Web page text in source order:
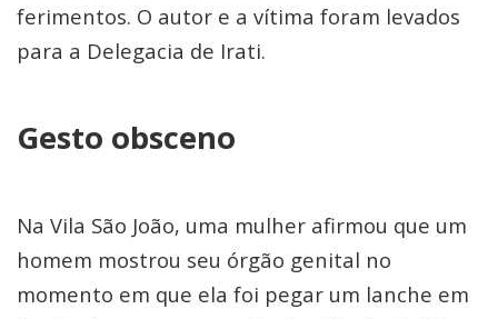
ferimentos. O autor e a vítima foram levados
para a Delegacia de Irati.
Gesto obsceno
Na Vila São João, uma mulher afirmou que um
homem mostrou seu órgão genital no
momento em que ela foi pegar um lanche em